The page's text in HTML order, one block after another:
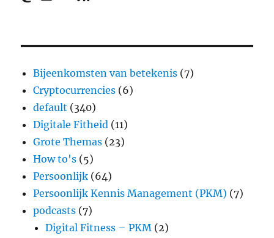
Bijeenkomsten van betekenis (7)
Cryptocurrencies (6)
default (340)
Digitale Fitheid (11)
Grote Themas (23)
How to's (5)
Persoonlijk (64)
Persoonlijk Kennis Management (PKM) (7)
podcasts (7)
Digital Fitness – PKM (2)